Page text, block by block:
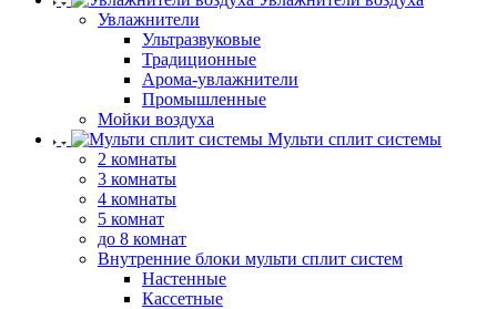
Увлажнители
Ультразвуковые
Традиционные
Арома-увлажнители
Промышленные
Мойки воздуха
Мульти сплит системы
2 комнаты
3 комнаты
4 комнаты
5 комнат
до 8 комнат
Внутренние блоки мульти сплит систем
Настенные
Кассетные